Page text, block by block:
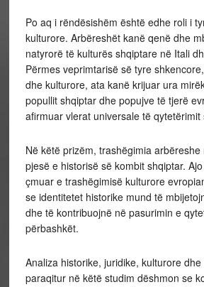
Po aq i rëndësishëm është edhe roli i
kulturore. Arbëreshët kanë qenë dhe
natyrorë të kulturës shqiptare në Itali
Përmes veprimtarisë së tyre
dhe kulturore, ata kanë krijuar ura
popullit shqiptar dhe popujve të tjerë
afirmuar vlerat universale të qytetërimit
Në këtë prizëm, trashëgimia
pjesë e historisë së kombit shqiptar.
çmuar e trashëgimisë kulturore
se identitetet historike mund të
dhe të kontribuojnë në pasurimin e
përbashkët.
Analiza historike, juridike, kulturore
paraqitur në këtë studim dëshmon se